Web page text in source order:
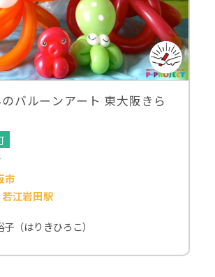
バルーンアート 東大阪きら
市
江岩田駅
（はりきひろこ）